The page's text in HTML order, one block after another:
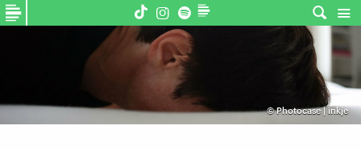
©Photocase | inkje